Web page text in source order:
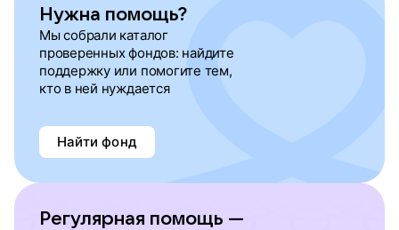
Нужна помощь?
Мы собрали каталог
проверенных фондов: найдите
поддержку или помогите тем,
кто в ней нуждается
Найти фонд
Регулярная помощь —